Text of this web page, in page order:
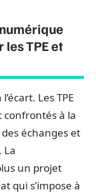
TPE et
Les TPE
à la
échanges et
La
un projet
qui s’impose à